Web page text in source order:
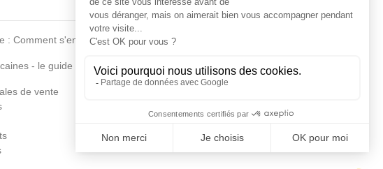
: Comment s'en
- le guide de la
de vente
Fiches conseils
Insecte